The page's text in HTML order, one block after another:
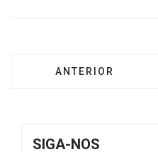
ARTIGO
ANTERIOR
SIGA-NOS